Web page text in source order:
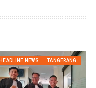
HEADLINE NEWS TANGERANG